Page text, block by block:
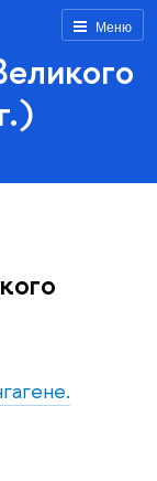
Меню